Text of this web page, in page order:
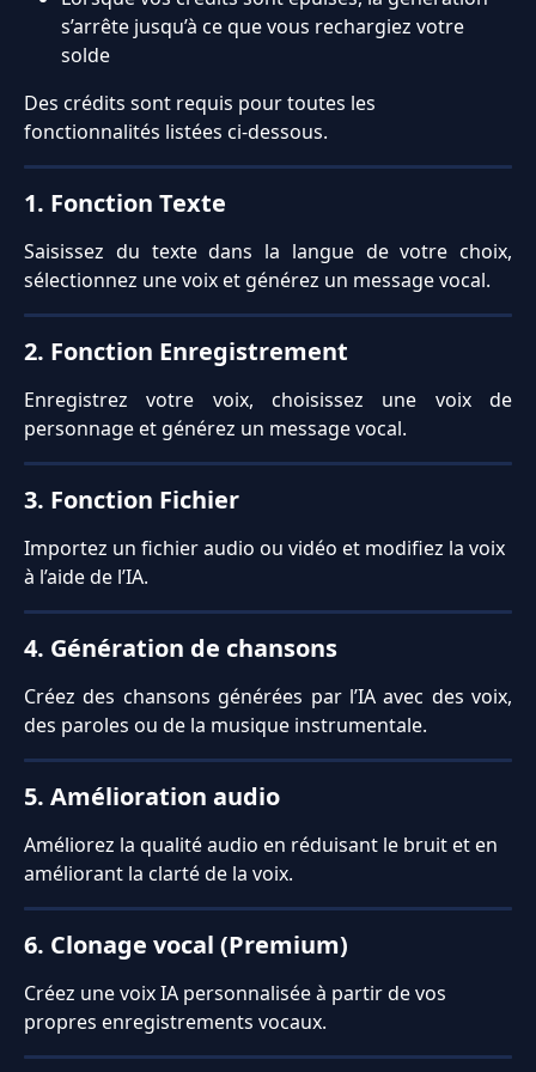
s’arrête jusqu’à ce que vous rechargiez votre
solde
Des crédits sont requis pour toutes les
fonctionnalités listées ci-dessous.
1. Fonction Texte
Saisissez du texte dans la langue de votre choix,
sélectionnez une voix et générez un message vocal.
2. Fonction Enregistrement
Enregistrez votre voix, choisissez une voix de
personnage et générez un message vocal.
3. Fonction Fichier
Importez un fichier audio ou vidéo et modifiez la voix
à l’aide de l’IA.
4. Génération de chansons
Créez des chansons générées par l’IA avec des voix,
des paroles ou de la musique instrumentale.
5. Amélioration audio
Améliorez la qualité audio en réduisant le bruit et en
améliorant la clarté de la voix.
6. Clonage vocal (Premium)
Créez une voix IA personnalisée à partir de vos
propres enregistrements vocaux.